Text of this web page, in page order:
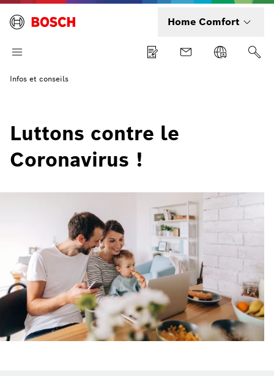
Home Comfort
Infos et conseils
Luttons contre le
Coronavirus !